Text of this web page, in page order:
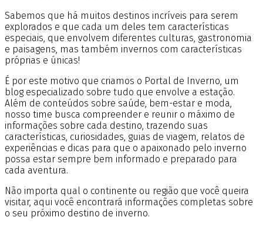
Sabemos que há muitos destinos incríveis para serem
explorados e que cada um deles tem características
especiais, que envolvem diferentes culturas, gastronomia
e paisagens, mas também invernos com características
próprias e únicas!
É por este motivo que criamos o Portal de Inverno, um
blog especializado sobre tudo que envolve a estação.
Além de conteúdos sobre saúde, bem-estar e moda,
nosso time busca compreender e reunir o máximo de
informações sobre cada destino, trazendo suas
características, curiosidades, guias de viagem, relatos de
experiências e dicas para que o apaixonado pelo inverno
possa estar sempre bem informado e preparado para
cada aventura.
Não importa qual o continente ou região que você queira
visitar, aqui você encontrará informações completas sobre
o seu próximo destino de inverno.